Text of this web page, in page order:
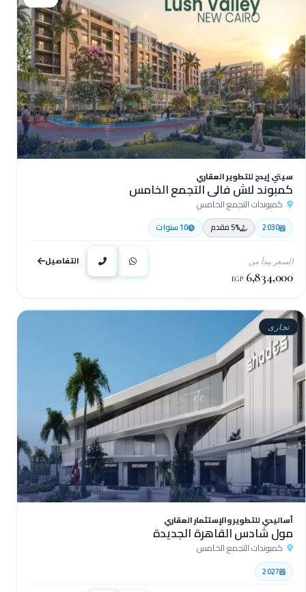
سيتي إيدج للتطوير العقاري
كمبوند لاش فالي التجمع الخامس
كمبوندات التجمع الخامس
2030 5% مقدم 10 سنوات
السعر يبدأ من
6,834,000
EGP
التفاصيل
تجارى
أساليدي للتطوير والإستثمار العقاري
مول شادس القاهرة الجديدة
كمبوندات التجمع الخامس
2027